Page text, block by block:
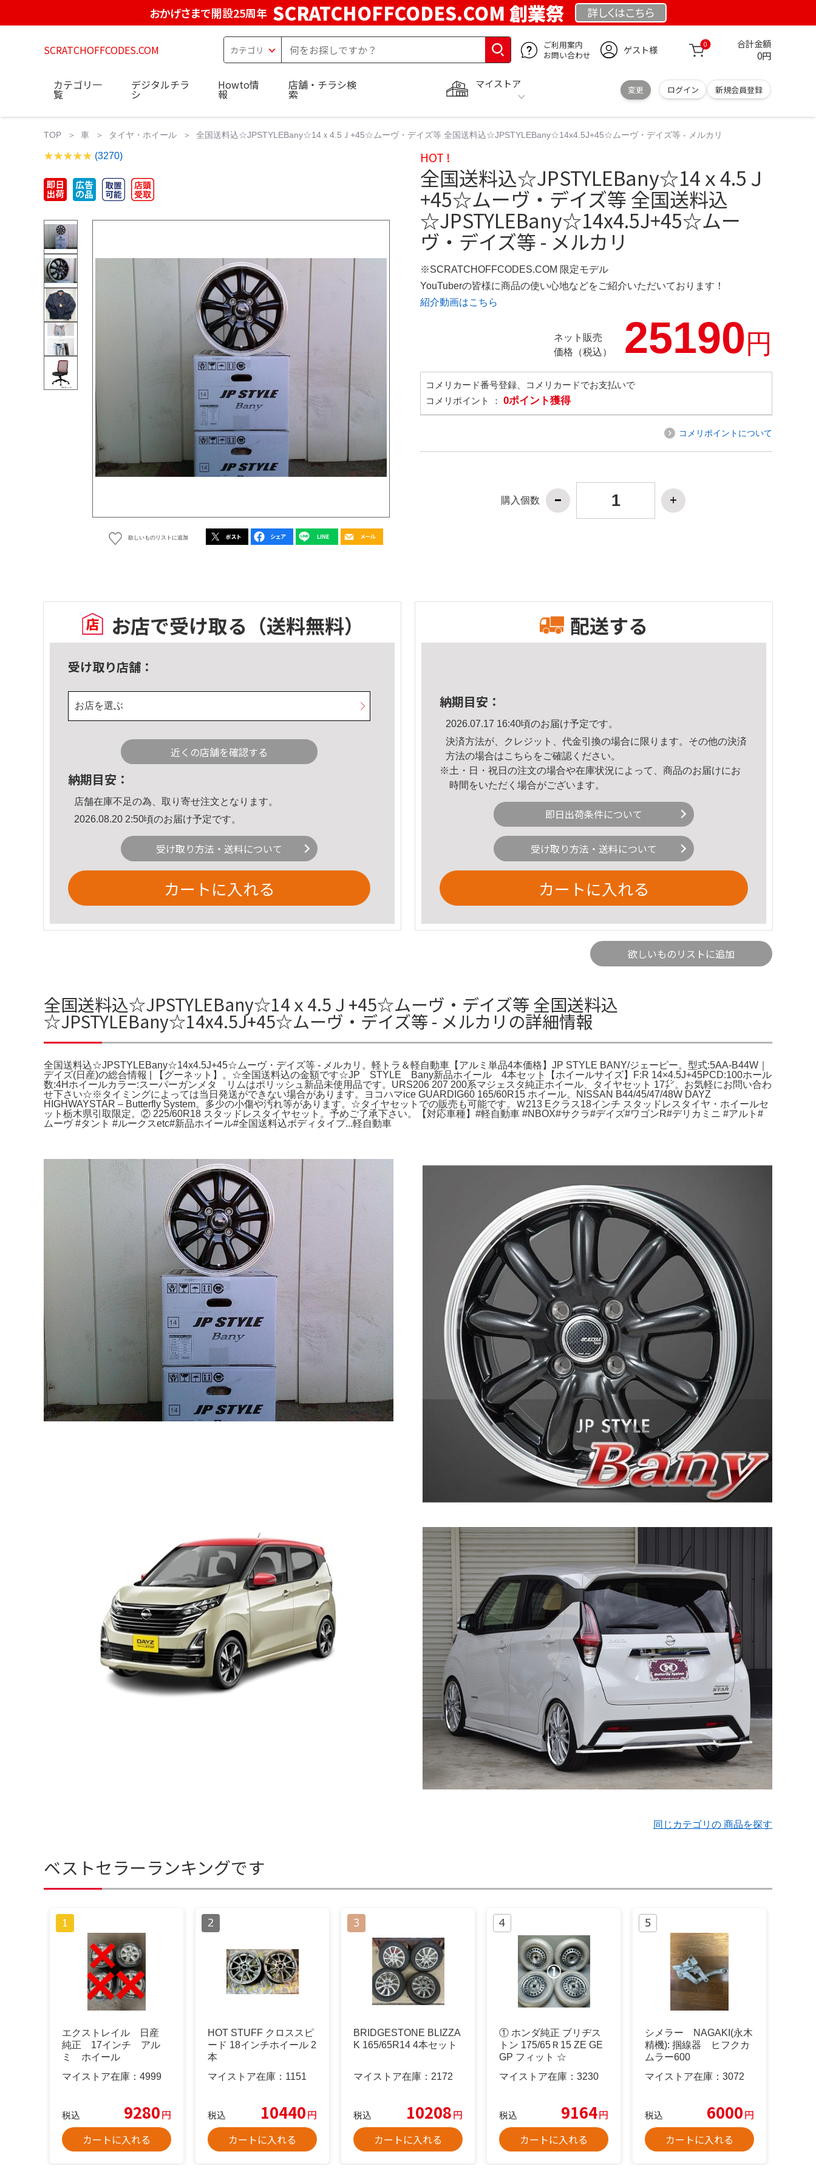
おかげさまで開設25周年 SCRATCHOFFCODES.COM 創業祭 詳しくはこちら
SCRATCHOFFCODES.COM
ご利用案内
お問い合わせ
ゲスト様 0 合計金額
0円
マイストア
変更 ログイン 新規会員登録
カテゴリ一
覧
デジタルチラ
シ
Howto情
報
店舗・チラシ検
索
TOP 車 タイヤ・ホイール 全国送料込☆JPSTYLEBany☆14ｘ4.5Ｊ+45☆ムーヴ・デイズ等 全国送料込☆JPSTYLEBany☆14x4.5J+45☆ムーヴ・デイズ等 - メルカリ
(3270)
欲しいものリストに追加
HOT !
全国送料込☆JPSTYLEBany☆14ｘ4.5Ｊ
+45☆ムーヴ・デイズ等 全国送料込
☆JPSTYLEBany☆14x4.5J+45☆ムー
ヴ・デイズ等 - メルカリ
※SCRATCHOFFCODES.COM 限定モデル
YouTuberの皆様に商品の使い心地などをご紹介いただいております！
紹介動画はこちら
ネット販売
価格（税込）
25190円
コメリカード番号登録、コメリカードでお支払いで
コメリポイント ： 0ポイント獲得
コメリポイントについて
購入個数
お店で受け取る （送料無料）
受け取り店舗：
お店を選ぶ
近くの店舗を確認する
納期目安：
店舗在庫不足の為、取り寄せ注文となります。
2026.08.20 2:50頃のお届け予定です。
受け取り方法・送料について
カートに入れる
配送する
納期目安：
2026.07.17 16:40頃のお届け予定です。
決済方法が、クレジット、代金引換の場合に限ります。その他の決済
方法の場合はこちら をご確認ください。
※土・日・祝日の注文の場合や在庫状況によって、商品のお届けにお
時間をいただく場合がございます。
即日出荷条件について
受け取り方法・送料について
カートに入れる
欲しいものリストに追加
全国送料込☆JPSTYLEBany☆14ｘ4.5Ｊ+45☆ムーヴ・デイズ等 全国送料込
☆JPSTYLEBany☆14x4.5J+45☆ムーヴ・デイズ等 - メルカリの詳細情報
全国送料込☆JPSTYLEBany☆14x4.5J+45☆ムーヴ・デイズ等 - メルカリ。軽トラ＆軽自動車【アルミ単品4本価格】JP STYLE BANY/ジェーピー。型式:5AA-B44W｜
デイズ(日産)の総合情報 | 【グーネット】。☆全国送料込の金額です☆JP STYLE Bany新品ホイール 4本セット【ホイールサイズ】F:R 14×4.5J+45PCD:100ホール
数:4Hホイールカラー:スーパーガンメタ リムはポリッシュ新品未使用品です。URS206 207 200系マジェスタ純正ホイール、タイヤセット 17㌅。お気軽にお問い合わ
せ下さい☆※タイミングによっては当日発送ができない場合があります。ヨコハマice GUARDIG60 165/60R15 ホイール。NISSAN B44/45/47/48W DAYZ
HIGHWAYSTAR – Butterfly System。多少の小傷や汚れ等があります。☆タイヤセットでの販売も可能です。Ｗ213 Eクラス18インチ スタッドレスタイヤ・ホイールセ
ット栃木県引取限定。② 225/60R18 スタッドレスタイヤセット。予めご了承下さい。【対応車種】#軽自動車 #NBOX#サクラ#デイズ#ワゴンR#デリカミニ #アルト#
ムーヴ #タント #ルークスetc#新品ホイール#全国送料込ボディタイプ...軽自動車
同じカテゴリの 商品を探す
ベストセラーランキングです
エクストレイル 日産
純正 17インチ アル
ミ ホイール
マイストア在庫： 4999
税込 9280円
カートに入れる
HOT STUFF クロススピ
ード 18インチホイール 2
本
マイストア在庫： 1151
税込 10440円
カートに入れる
BRIDGESTONE BLIZZA
K 165/65R14 4本セット
マイストア在庫： 2172
税込 10208円
カートに入れる
① ホンダ純正 ブリヂス
トン 175/65Ｒ15 ZE GE
GP フィット ☆
マイストア在庫： 3230
税込 9164円
カートに入れる
シメラー NAGAKI(永木
精機): 掴線器 ヒフクカ
ムラー600
マイストア在庫： 3072
税込 6000円
カートに入れる